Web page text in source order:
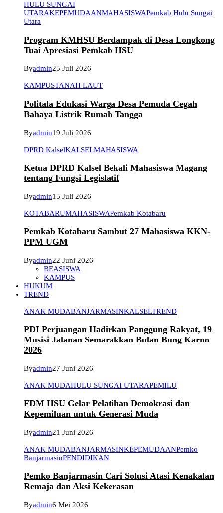
HULU SUNGAI
UTARAKEPEMUDAANMAHASISWAPemkab Hulu Sungai
Utara
Program KMHSU Berdampak di Desa Longkong
Tuai Apresiasi Pemkab HSU
Byadmin25 Juli 2026
KAMPUSTANAH LAUT
Politala Edukasi Warga Desa Pemuda Cegah
Bahaya Listrik Rumah Tangga
Byadmin19 Juli 2026
DPRD KalselKALSELMAHASISWA
Ketua DPRD Kalsel Bekali Mahasiswa Magang
tentang Fungsi Legislatif
Byadmin15 Juli 2026
KOTABARUMAHASISWAPemkab Kotabaru
Pemkab Kotabaru Sambut 27 Mahasiswa KKN-
PPM UGM
Byadmin22 Juni 2026
BEASISWA
KAMPUS
HUKUM
TREND
ANAK MUDABANJARMASINKALSELTREND
PDI Perjuangan Hadirkan Panggung Rakyat, 19
Musisi Jalanan Semarakkan Bulan Bung Karno
2026
Byadmin27 Juni 2026
ANAK MUDAHULU SUNGAI UTARAPEMILU
FDM HSU Gelar Pelatihan Demokrasi dan
Kepemiluan untuk Generasi Muda
Byadmin21 Juni 2026
ANAK MUDABANJARMASINKEPEMUDAANPemko
BanjarmasinPENDIDIKAN
Pemko Banjarmasin Cari Solusi Atasi Kenakalan
Remaja dan Aksi Kekerasan
Byadmin6 Mei 2026